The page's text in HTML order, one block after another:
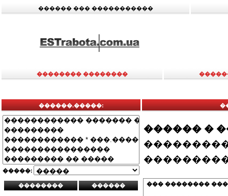
������ ��� �����������
�������� ��������
������.�����:
�����:
������ �
��� ��������